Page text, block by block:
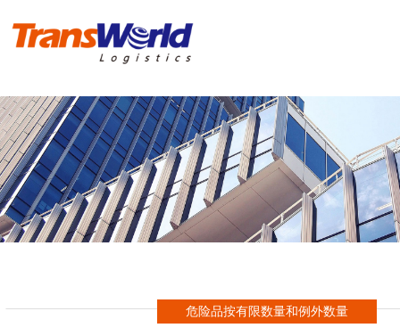
首 页
危险品物流
化工品物流
实例操作方案
新闻资讯
危险品按有限数量和例外数量